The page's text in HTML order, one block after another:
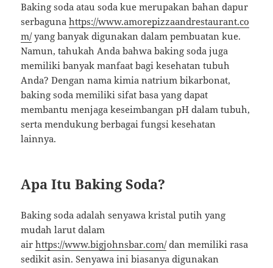
Baking soda atau soda kue merupakan bahan dapur
serbagunahttps://www.amorepizzaandrestaurant.co
m/yang banyak digunakan dalam pembuatan kue.
Namun, tahukah Anda bahwa baking soda juga
memiliki banyak manfaat bagi kesehatan tubuh
Anda? Dengan nama kimia natrium bikarbonat,
baking soda memiliki sifat basa yang dapat
membantu menjaga keseimbangan pH dalam tubuh,
serta mendukung berbagai fungsi kesehatan
lainnya.
Apa Itu Baking Soda?
Baking soda adalah senyawa kristal putih yang
mudah larut dalam
airhttps://www.bigjohnsbar.com/dan memiliki rasa
sedikit asin. Senyawa ini biasanya digunakan